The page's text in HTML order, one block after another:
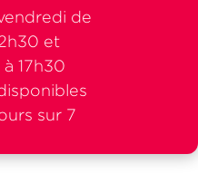
de
et
17h30
sur 7